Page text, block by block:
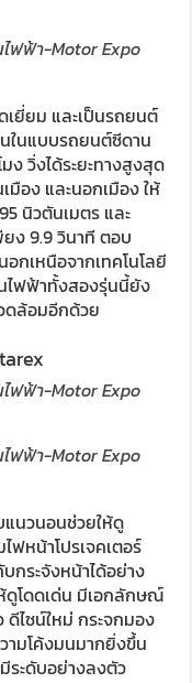
ยี่ยม และเป็นรถยนต์
ในแบบรถยนต์ซีดาน
ง วิ่งได้ระยะทางสูงสุด
มือง และนอกเมือง ให้
นิวตันเมตร และ
ยง 9.9 วินาที ตอบ
กเหนือจากเทคโนโลยี
ฟฟ้าทั้งสองรุ่นนี้ยัง
ดล้อมอีกด้วย
แนวนอนช่วยให้ดู
ฟหน้าโปรเจคเตอร์
กระจังหน้าได้อย่าง
ดูโดดเด่น มีเอกลักษณ์
ไซน์ใหม่ กระจกมอง
ามโค้งมนมากยิ่งขึ้น
ระดับอย่างลงตัว